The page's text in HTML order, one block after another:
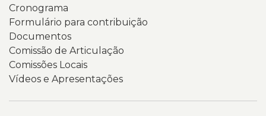
Cronograma
Formulário para contribuição
Documentos
Comissão de Articulação
Comissões Locais
Vídeos e Apresentações